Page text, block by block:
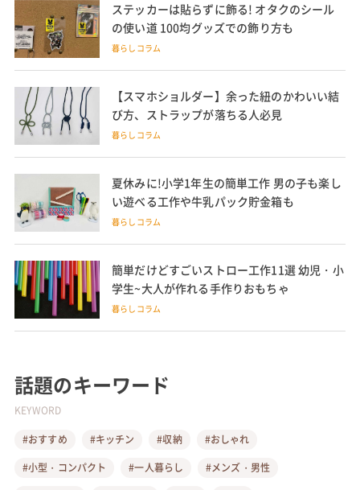
ステッカーは貼らずに飾る! オタクのシール
の使い道 100均グッズでの飾り方も
暮らしコラム
【スマホショルダー】余った紐のかわいい結
び方、ストラップが落ちる人必見
暮らしコラム
夏休みに!小学1年生の簡単工作 男の子も楽し
い遊べる工作や牛乳パック貯金箱も
暮らしコラム
簡単だけどすごいストロー工作11選 幼児・小
学生~大人が作れる手作りおもちゃ
暮らしコラム
話題のキーワード
KEYWORD
#おすすめ
#キッチン #収納
#おしゃれ
#小型・コンパクト
#一人暮らし
#メンズ・男性